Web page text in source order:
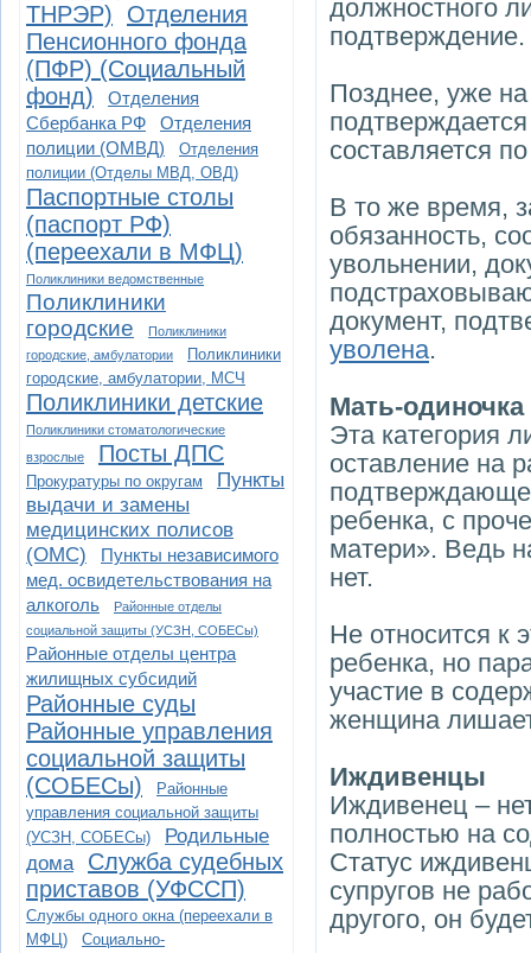
должностного
подтверждение.
Позднее, уже
составляется
В то же время,
обязанность,
увольнении,
документ,
уволена.
Мать-одиночка
Эта категория
оставление на
ребенка, с
матери». Ведь
нет.
Не относится к
ребенка, но
участие в
женщина
Иждивенцы
Иждивенец –
полностью на
Статус
супругов не
другого, он
ТНРЭР)
Отделения
Пенсионного фонда
(ПФР) (Социальный
фонд)
Отделения
Сбербанка РФ
Отделения
полиции (ОМВД)
Отделения
полиции (Отделы МВД, ОВД)
Паспортные столы
(паспорт РФ)
(переехали в МФЦ)
Поликлиники ведомственные
Поликлиники
городские
Поликлиники
городские, амбулатории
Поликлиники
городские, амбулатории, МСЧ
Поликлиники детские
Поликлиники стоматологические
взрослые
Посты ДПС
Прокуратуры по округам
Пункты
выдачи и замены
медицинских полисов
(ОМС)
Пункты независимого
мед. освидетельствования на
алкоголь
Районные отделы
социальной защиты (УСЗН, СОБЕСы)
Районные отделы центра
жилищных субсидий
Районные суды
Районные управления
социальной защиты
(СОБЕСы)
Районные
управления социальной защиты
(УСЗН, СОБЕСы)
Родильные
дома
Служба судебных
приставов (УФССП)
Службы одного окна (переехали в
МФЦ)
Социально-